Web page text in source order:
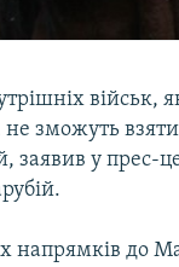
військ,
не зможуть
заявив у прес-
напрямків до